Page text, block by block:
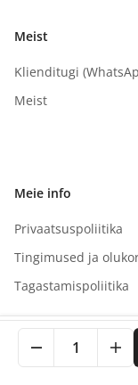
1
Meist
Klienditugi
Meist
Meie info
Privaatsuspoliitika
Tingimused ja
Tagastamispoliitika
Autoriõigus©
See sait kasutab
Klõpsates